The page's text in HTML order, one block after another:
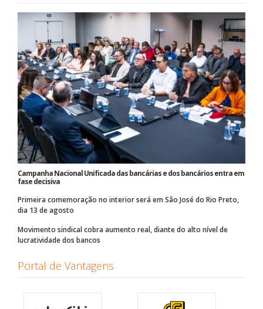
Campanha Nacional Unificada das bancárias e dos bancários entra em
fase decisiva
Primeira comemoração no interior será em São José do Rio Preto,
dia 13 de agosto
Movimento sindical cobra aumento real, diante do alto nível de
lucratividade dos bancos
Portal de Vantagens